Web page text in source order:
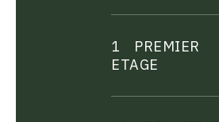
1
PREMIER
ETAGE